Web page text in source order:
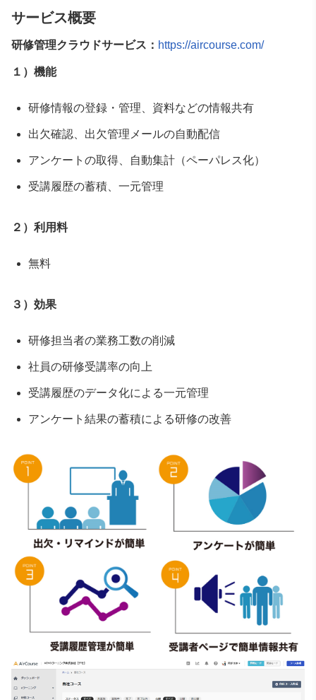
サービス概要
研修管理クラウドサービス： https://aircourse.com/
１）機能
研修情報の登録・管理、資料などの情報共有
出欠確認、出欠管理メールの自動配信
アンケートの取得、自動集計（ペーパレス化）
受講履歴の蓄積、一元管理
２）利用料
無料
３）効果
研修担当者の業務工数の削減
社員の研修受講率の向上
受講履歴のデータ化による一元管理
アンケート結果の蓄積による研修の改善